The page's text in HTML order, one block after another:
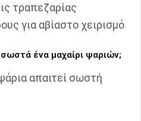
τραπεζαρίας
για αβίαστο χειρισμό
ένα μαχαίρι ψαριών;
απαιτεί σωστή